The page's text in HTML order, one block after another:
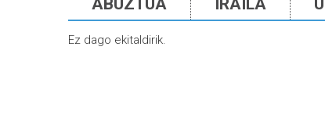
ABUZTUA IRAILA
Ez dago ekitaldirik.